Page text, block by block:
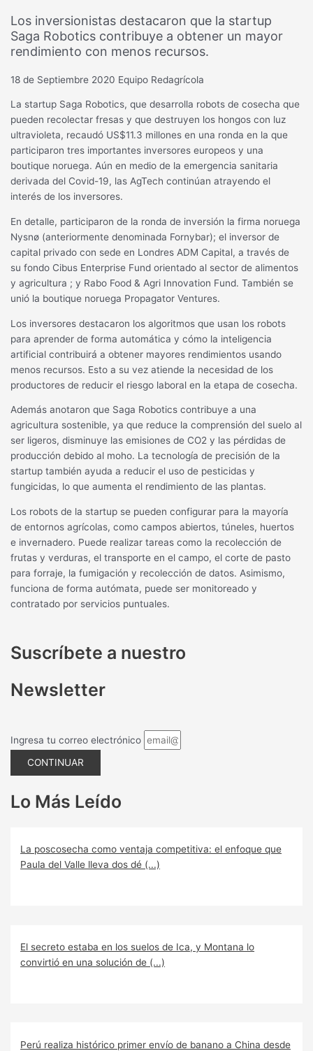
Los inversionistas destacaron que la startup
Saga Robotics contribuye a obtener un mayor
rendimiento con menos recursos.
18 de Septiembre 2020 Equipo Redagrícola
La startup Saga Robotics, que desarrolla robots de cosecha que
pueden recolectar fresas y que destruyen los hongos con luz
ultravioleta, recaudó US$11.3 millones en una ronda en la que
participaron tres importantes inversores europeos y una
boutique noruega. Aún en medio de la emergencia sanitaria
derivada del Covid-19, las AgTech continúan atrayendo el
interés de los inversores.
En detalle, participaron de la ronda de inversión la firma noruega
Nysnø (anteriormente denominada Fornybar); el inversor de
capital privado con sede en Londres ADM Capital, a través de
su fondo Cibus Enterprise Fund orientado al sector de alimentos
y agricultura ; y Rabo Food & Agri Innovation Fund. También se
unió la boutique noruega Propagator Ventures.
Los inversores destacaron los algoritmos que usan los robots
para aprender de forma automática y cómo la inteligencia
artificial contribuirá a obtener mayores rendimientos usando
menos recursos. Esto a su vez atiende la necesidad de los
productores de reducir el riesgo laboral en la etapa de cosecha.
Además anotaron que Saga Robotics contribuye a una
agricultura sostenible, ya que reduce la comprensión del suelo al
ser ligeros, disminuye las emisiones de CO2 y las pérdidas de
producción debido al moho. La tecnología de precisión de la
startup también ayuda a reducir el uso de pesticidas y
fungicidas, lo que aumenta el rendimiento de las plantas.
Los robots de la startup se pueden configurar para la mayoría
de entornos agrícolas, como campos abiertos, túneles, huertos
e invernadero. Puede realizar tareas como la recolección de
frutas y verduras, el transporte en el campo, el corte de pasto
para forraje, la fumigación y recolección de datos. Asimismo,
funciona de forma autómata, puede ser monitoreado y
contratado por servicios puntuales.
Suscríbete a nuestro
Newsletter
Ingresa tu correo electrónico
CONTINUAR
Lo Más Leído
La poscosecha como ventaja competitiva: el enfoque que
Paula del Valle lleva dos dé (...)
El secreto estaba en los suelos de Ica, y Montana lo
convirtió en una solución de (...)
Perú realiza histórico primer envío de banano a China desde